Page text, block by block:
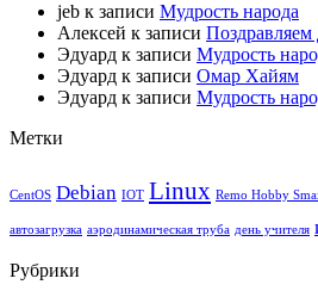
jeb к записи Мудрость народа
Алексей к записи
Эдуард к записи Мудрость
Эдуард к записи Омар Хайям
Эдуард к записи Мудрость
Метки
CentOS Debian IOT Linux Remo Hobby
автозагрузка аэродинамическая труба день учителя
Рубрики